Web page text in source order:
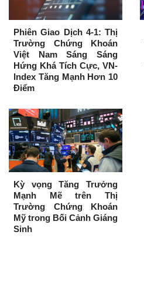
Phiên Giao Dịch 4-1: Thị
Trường Chứng Khoán
Việt Nam Sáng Sáng
Hứng Khá Tích Cực, VN-
Index Tăng Mạnh Hơn 10
Điểm
Kỳ vọng Tăng Trưởng
Mạnh Mẽ trên Thị
Trường Chứng Khoán
Mỹ trong Bối Cảnh Giáng
Sinh